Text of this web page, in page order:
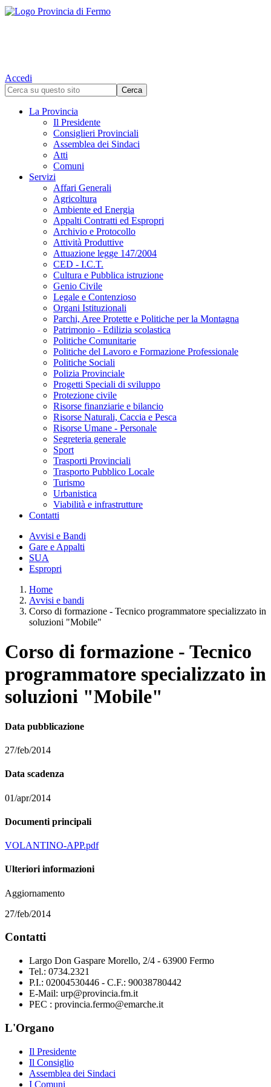
Accedi
La Provincia
Il Presidente
Consiglieri Provinciali
Assemblea dei Sindaci
Atti
Comuni
Servizi
Affari Generali
Agricoltura
Ambiente ed Energia
Appalti Contratti ed Espropri
Archivio e Protocollo
Attività Produttive
Attuazione legge 147/2004
CED - I.C.T.
Cultura e Pubblica istruzione
Genio Civile
Legale e Contenzioso
Organi Istituzionali
Parchi, Aree Protette e Politiche per la Montagna
Patrimonio - Edilizia scolastica
Politiche Comunitarie
Politiche del Lavoro e Formazione Professionale
Politiche Sociali
Polizia Provinciale
Progetti Speciali di sviluppo
Protezione civile
Risorse finanziarie e bilancio
Risorse Naturali, Caccia e Pesca
Risorse Umane - Personale
Segreteria generale
Sport
Trasporti Provinciali
Trasporto Pubblico Locale
Turismo
Urbanistica
Viabilità e infrastrutture
Contatti
Avvisi e Bandi
Gare e Appalti
SUA
Espropri
Home
Avvisi e bandi
Corso di formazione - Tecnico programmatore specializzato in
soluzioni "Mobile"
Corso di formazione - Tecnico
programmatore specializzato in
soluzioni "Mobile"
Data pubblicazione
27/feb/2014
Data scadenza
01/apr/2014
Documenti principali
VOLANTINO-APP.pdf
Ulteriori informazioni
Aggiornamento
27/feb/2014
Contatti
Largo Don Gaspare Morello, 2/4 - 63900 Fermo
Tel.: 0734.2321
P.I.: 02004530446 - C.F.: 90038780442
E-Mail: urp@provincia.fm.it
PEC : provincia.fermo@emarche.it
L'Organo
Il Presidente
Il Consiglio
Assemblea dei Sindaci
I Comuni